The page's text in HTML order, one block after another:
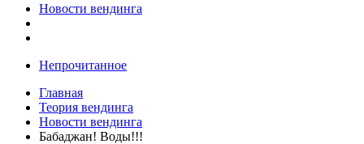
Новости вендинга
Непрочитанное
Главная
Теория вендинга
Новости вендинга
Бабаджан! Воды!!!